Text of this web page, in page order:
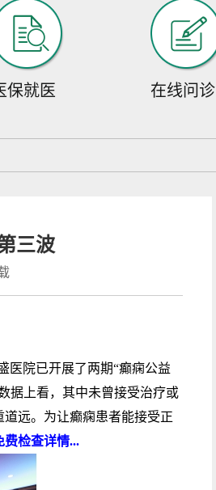
保就医 在线问诊
三波
院已开展了两期“癫痫公益
据上看，其中未曾接受治疗或
远。为让癫痫患者能接受正
费检查详情...